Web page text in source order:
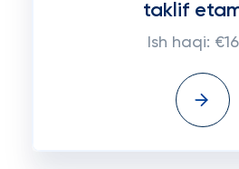
taklif
Ish haqi: